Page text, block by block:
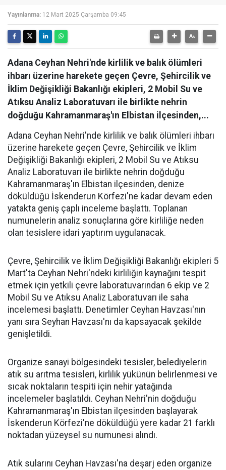
Yayınlanma: 12 Mart 2025 Çarşamba 09:45
Adana Ceyhan Nehri'nde kirlilik ve balık ölümleri
ihbarı üzerine harekete geçen Çevre, Şehircilik ve
İklim Değişikliği Bakanlığı ekipleri, 2 Mobil Su ve
Atıksu Analiz Laboratuvarı ile birlikte nehrin
doğduğu Kahramanmaraş'ın Elbistan ilçesinden,...
Adana Ceyhan Nehri'nde kirlilik ve balık ölümleri ihbarı
üzerine harekete geçen Çevre, Şehircilik ve İklim
Değişikliği Bakanlığı ekipleri, 2 Mobil Su ve Atıksu
Analiz Laboratuvarı ile birlikte nehrin doğduğu
Kahramanmaraş'ın Elbistan ilçesinden, denize
döküldüğü İskenderun Körfezi'ne kadar devam eden
yatakta geniş çaplı inceleme başlattı. Toplanan
numunelerin analiz sonuçlarına göre kirliliğe neden
olan tesislere idari yaptırım uygulanacak.
Çevre, Şehircilik ve İklim Değişikliği Bakanlığı ekipleri 5
Mart'ta Ceyhan Nehri'ndeki kirliliğin kaynağını tespit
etmek için yetkili çevre laboratuvarından 6 ekip ve 2
Mobil Su ve Atıksu Analiz Laboratuvarı ile saha
incelemesi başlattı. Denetimler Ceyhan Havzası'nın
yanı sıra Seyhan Havzası'nı da kapsayacak şekilde
genişletildi.
Organize sanayi bölgesindeki tesisler, belediyelerin
atık su arıtma tesisleri, kirlilik yükünün belirlenmesi ve
sıcak noktaların tespiti için nehir yatağında
incelemeler başlatıldı. Ceyhan Nehri'nin doğduğu
Kahramanmaraş'ın Elbistan ilçesinden başlayarak
İskenderun Körfezi'ne döküldüğü yere kadar 21 farklı
noktadan yüzeysel su numunesi alındı.
Atık sularını Ceyhan Havzası'na deşarj eden organize